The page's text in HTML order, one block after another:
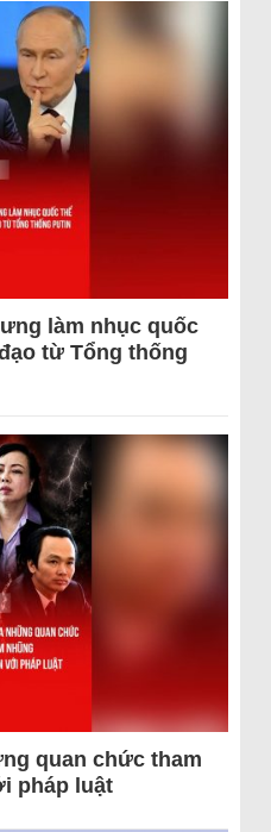
làm nhục quốc
từ Tổng thống
quan chức tham
pháp luật